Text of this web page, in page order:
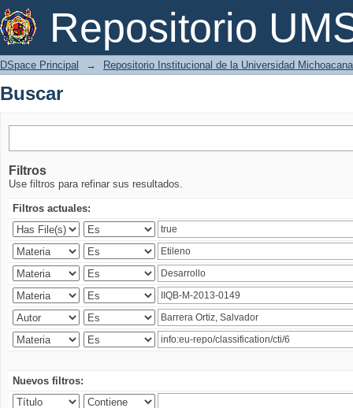
Repositorio
Buscar
DSpace Principal → Repositorio Institucional de la Universidad
Buscar
Filtros
Use filtros para refinar sus resultados.
Filtros actuales:
Nuevos filtros: